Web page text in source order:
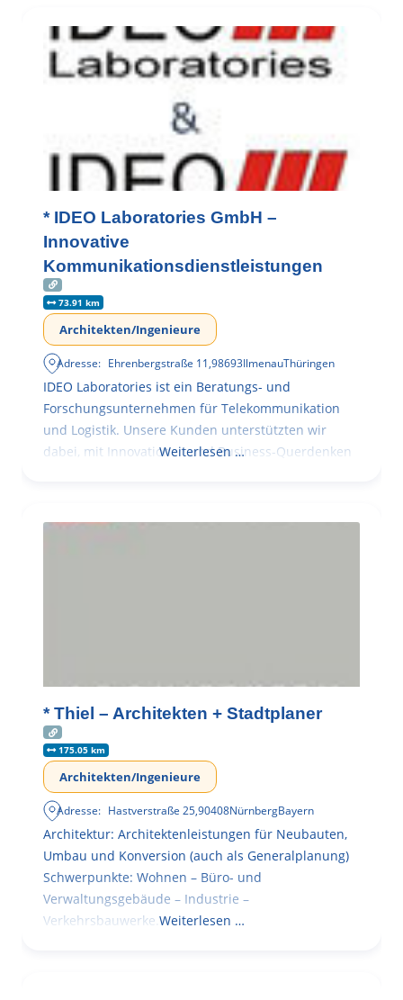
* IDEO Laboratories GmbH –
Innovative
Kommunikationsdienstleistungen
73.91 km
Architekten/Ingenieure
Adresse: Ehrenbergstraße 11,98693IlmenauThüringen
IDEO Laboratories ist ein Beratungs- und
Forschungsunternehmen für Telekommunikation
und Logistik. Unsere Kunden unterstützten wir
dabei, mit Innovationen und Business-Querdenken
Weiterlesen …
* Thiel – Architekten + Stadtplaner
175.05 km
Architekten/Ingenieure
Adresse: Hastverstraße 25,90408NürnbergBayern
Architektur: Architektenleistungen für Neubauten,
Umbau und Konversion (auch als Generalplanung)
Schwerpunkte: Wohnen – Büro- und
Verwaltungsgebäude – Industrie –
Verkehrsbauwerke. Weiterlesen …